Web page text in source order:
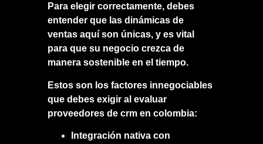
Para elegir correctamente, debes
entender que las dinámicas de
ventas aquí son únicas, y es vital
para que su negocio crezca de
manera sostenible en el tiempo.
Estos son los factores innegociables
que debes exigir al evaluar
proveedores de crm en colombia:
Integración nativa con